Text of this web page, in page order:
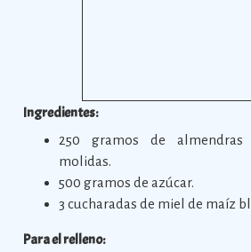
Ingredientes:
250 gramos de
molidas.
500 gramos de azúcar.
3 cucharadas de miel de maíz
Para el relleno: